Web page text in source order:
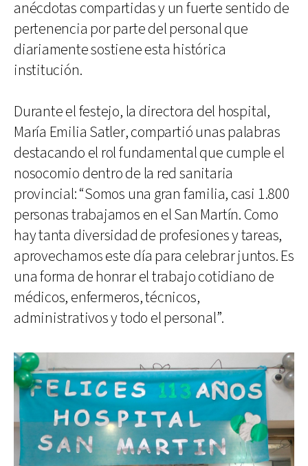
anécdotas compartidas y un fuerte sentido de
pertenencia por parte del personal que
diariamente sostiene esta histórica
institución.
Durante el festejo, la directora del hospital,
María Emilia Satler, compartió unas palabras
destacando el rol fundamental que cumple el
nosocomio dentro de la red sanitaria
provincial: “Somos una gran familia, casi 1.800
personas trabajamos en el San Martín. Como
hay tanta diversidad de profesiones y tareas,
aprovechamos este día para celebrar juntos. Es
una forma de honrar el trabajo cotidiano de
médicos, enfermeros, técnicos,
administrativos y todo el personal”.